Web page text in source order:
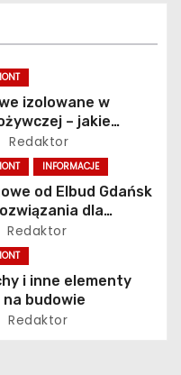
izolowane w
– jakie
musi spełniać
obiektu?
Redaktor
INFORMACJE
od Elbud Gdańsk
dla
i inwestycji
Redaktor
i inne elementy
budowie
Redaktor